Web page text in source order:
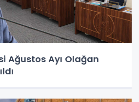
Ağustos Ayı Olağan